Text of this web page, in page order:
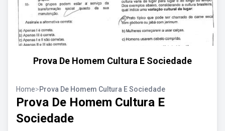
Prova De Homem Cultura E Sociedade
Home>Prova De Homem Cultura E Sociedade
Prova De Homem Cultura E
Sociedade